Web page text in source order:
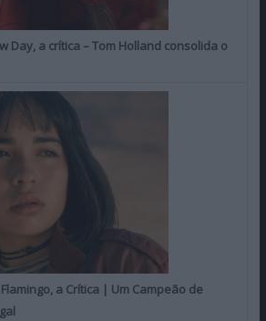
Day, a crítica – Tom Holland consolida o
a Crítica | Um Campeão de